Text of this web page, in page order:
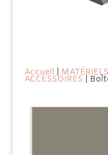
Accueil
ACCESSOIRES |